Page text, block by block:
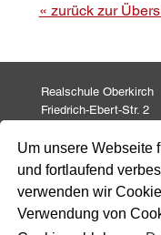
Um unsere Webseite
und fortlaufend
verwenden wir
Verwendung von
« zurück zur
Realschule Oberkirch
Friedrich-Ebert-Str. 2
Tel: 07802 82 771
Fax: 07802 82 799
info@realschule-